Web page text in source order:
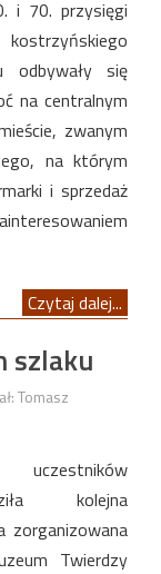
i 70. przysięgi
kostrzyńskiego
odbywały się
na centralnym
zwanym
na którym
i sprzedaż
Czytaj dalej...
szlaku
Tomasz
kolejna
zorganizowana
Twierdzy